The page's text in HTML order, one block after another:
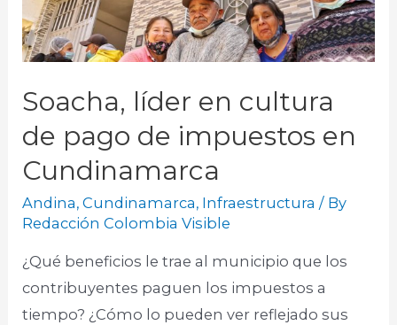
Soacha, líder en cultura
de pago de impuestos en
Cundinamarca
Andina,Cundinamarca, Infraestructura / By
Redacción Colombia Visible
¿Qué beneficios le trae al municipio que los
contribuyentes paguen los impuestos a
tiempo? ¿Cómo lo pueden ver reflejado sus